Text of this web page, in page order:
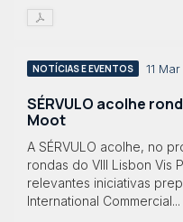
NOTÍCIAS E EVENTOS 11
SÉRVULO acolhe
Moot
A SÉRVULO acolhe, no
rondas do VIII Lisbon Vis
relevantes iniciativas
International Commercial...